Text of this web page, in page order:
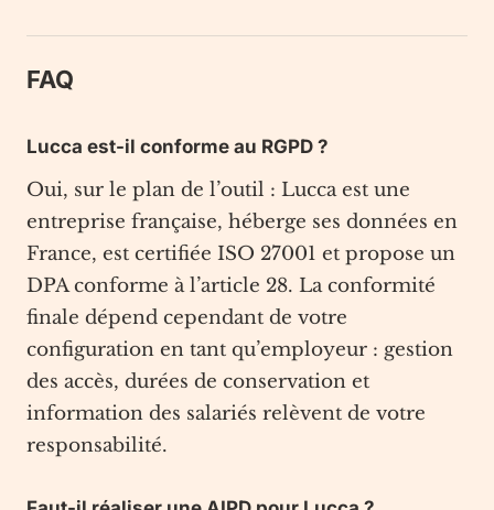
FAQ
Lucca est-il conforme au RGPD ?
Oui, sur le plan de l’outil : Lucca est une
entreprise française, héberge ses données en
France, est certifiée ISO 27001 et propose un
DPA conforme à l’article 28. La conformité
finale dépend cependant de votre
configuration en tant qu’employeur : gestion
des accès, durées de conservation et
information des salariés relèvent de votre
responsabilité.